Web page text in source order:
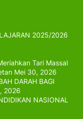
2025/2026
Tari Massal
Mei 30, 2026
DARAH BAGI
2026
NASIONAL